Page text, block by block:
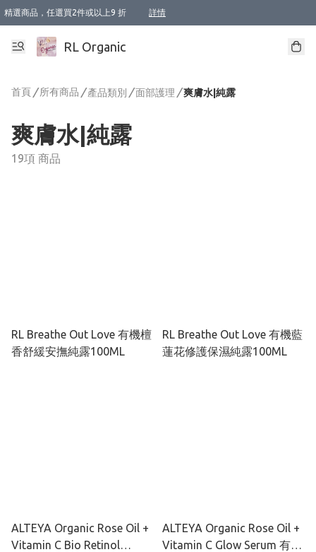
精選商品，任選買2件或以上9 折 詳情
XI周年優惠【新品自由選2件88折/3件85折】
XI周年優惠【Chakra 脈輪平衡自由選2件9折/3件85折/5件8折】
Florame 肌底自由選 2支9折 3支85折
XI周年優惠【蟲蟲退散 · 防衛結界﹞系列2件9折】
Sunki 任選2件95折
BIOFFICINA TOSCANA 任選2支9折 3支85折
Lamav 任選1件9折 2件85折
Mukti Organics 指定產品任選1件9折, 2件88折 3件85折
Intelligent Nutrients Skincare 任選2件9折
deodorant 任選2件88折
化妝品 任選2件95折
XI周年優惠【身心靈單品 任選2件9折/3件85折/5件8折】
XI周年優惠 【精油/香水 任選2件9折/3件85折/5件8折】
XI周年優惠【「關節到肌膚」全效養護 BODY OIL 組2件88折/3件85折】
XI周年優惠【夏日有機物理防曬套裝2件88折】
XI周年優惠【夏日潔面隨意選2件88折/3件85折】
XI周年優惠【逆齡奇蹟抗氧 11 自由選2件88折/3件85折/4件或以上8折】
新會員首次購物即享全單 95 折優惠！
成為VIP / VVIP 可享有生日月現金扣減獎賞優惠 !! 記得去賬户資料填上生日日期啦 !
選用順豐速運，滿$500 免運費
本地速遞 京東 送住宅/ 工商地址 $400 免運費
澳門訂單選用順豐速運，滿$800 免運費
RL Organic
首頁 / 所有商品 / 產品類別 /面部護理 /爽膚水|純露
爽膚水|純露
19項 商品
RL Breathe Out Love 有機檀
香舒緩安撫純露100ML
RL Breathe Out Love 有機藍
蓮花修護保濕純露100ML
ALTEYA Organic Rose Oil +
Vitamin C Bio Retinol
ALTEYA Organic Rose Oil +
Vitamin C Glow Serum 有機